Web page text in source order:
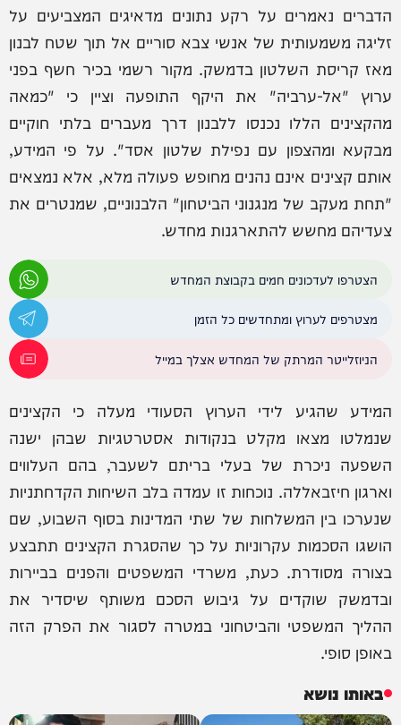
הדברים נאמרים על רקע נתונים מדאיגים המצביעים על
זליגה משמעותית של אנשי צבא סוריים אל תוך שטח לבנון
מאז קריסת השלטון בדמשק. מקור רשמי בכיר חשף בפני
ערוץ "אל-ערביה" את היקף התופעה וציין כי "כמאה
מהקצינים הללו נכנסו ללבנון דרך מעברים בלתי חוקיים
מבקעא ומהצפון עם נפילת שלטון אסד". על פי המידע,
אותם קצינים אינם נהנים מחופש פעולה מלא, אלא נמצאים
"תחת מעקב של מנגנוני הביטחון" הלבנוניים, שמנטרים את
צעדיהם מחשש להתארגנות מחדש.
הצטרפו לעדכונים חמים בקבוצת המחדש
מצטרפים לערוץ ומתחדשים כל הזמן
הניוזלייטר המרתק של המחדש אצלך במייל
המידע שהגיע לידי הערוץ הסעודי מעלה כי הקצינים
שנמלטו מצאו מקלט בנקודות אסטרטגיות שבהן ישנה
השפעה ניכרת של בעלי בריתם לשעבר, בהם העלווים
וארגון חיזבאללה. נוכחות זו עמדה בלב השיחות הקדחתניות
שנערכו בין המשלחות של שתי המדינות בסוף השבוע, שם
הושגו הסכמות עקרוניות על כך שהסגרת הקצינים תתבצע
בצורה מסודרת. כעת, משרדי המשפטים והפנים בביירות
ובדמשק שוקדים על גיבוש הסכם משותף שיסדיר את
ההליך המשפטי והביטחוני במטרה לסגור את הפרק הזה
באופן סופי.
באותו נושא